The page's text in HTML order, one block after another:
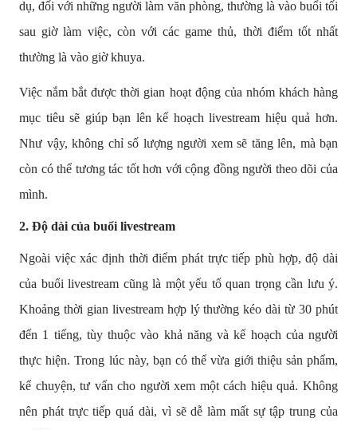
dụ, đối với những người làm văn phòng, thường là vào buổi tối
sau giờ làm việc, còn với các game thủ, thời điểm tốt nhất
thường là vào giờ khuya.
Việc nắm bắt được thời gian hoạt động của nhóm khách hàng
mục tiêu sẽ giúp bạn lên kế hoạch livestream hiệu quả hơn.
Như vậy, không chỉ số lượng người xem sẽ tăng lên, mà bạn
còn có thể tương tác tốt hơn với cộng đồng người theo dõi của
mình.
2. Độ dài của buổi livestream
Ngoài việc xác định thời điểm phát trực tiếp phù hợp, độ dài
của buổi livestream cũng là một yếu tố quan trọng cần lưu ý.
Khoảng thời gian livestream hợp lý thường kéo dài từ 30 phút
đến 1 tiếng, tùy thuộc vào khả năng và kế hoạch của người
thực hiện. Trong lúc này, bạn có thể vừa giới thiệu sản phẩm,
kể chuyện, tư vấn cho người xem một cách hiệu quả. Không
nên phát trực tiếp quá dài, vì sẽ dễ làm mất sự tập trung của